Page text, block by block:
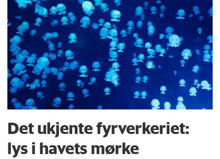
Det ukjente fyrverkeriet:
lys i havets mørke